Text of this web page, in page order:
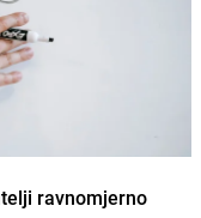
ravnomjerno